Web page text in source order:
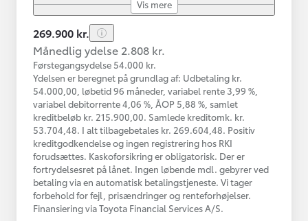
Vis mere
269.900 kr.
Månedlig ydelse 2.808 kr.
Førstegangsydelse 54.000 kr.
Ydelsen er beregnet på grundlag af: Udbetaling kr.
54.000,00, løbetid 96 måneder, variabel rente 3,99 %,
variabel debitorrente 4,06 %, ÅOP 5,88 %, samlet
kreditbeløb kr. 215.900,00. Samlede kreditomk. kr.
53.704,48. I alt tilbagebetales kr. 269.604,48. Positiv
kreditgodkendelse og ingen registrering hos RKI
forudsættes. Kaskoforsikring er obligatorisk. Der er
fortrydelsesret på lånet. Ingen løbende mdl. gebyrer ved
betaling via en automatisk betalingstjeneste. Vi tager
forbehold for fejl, prisændringer og renteforhøjelser.
Finansiering via Toyota Financial Services A/S.